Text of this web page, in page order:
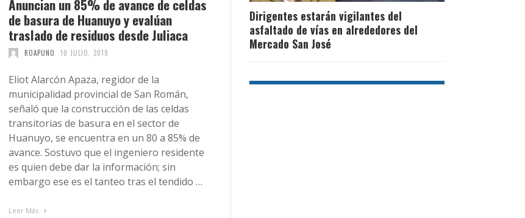
Anuncian un 85% de avance de celdas
de basura de Huanuyo y evalúan
traslado de residuos desde Juliaca
ROAPUNO 10 JULIO, 2019
Eliot Alarcón Apaza, regidor de la
municipalidad provincial de San Román,
señaló que la construcción de las celdas
transitorias de basura en el sector de
Huanuyo, se encuentra en un 80 a 85% de
avance. Sostuvo que el ingeniero residente
es quien debe dar la información; sin
embargo ese es el tanteo tras el tendido …
Leer Más
Dirigentes estarán vigilantes del
asfaltado de vías en alrededores del
Mercado San José